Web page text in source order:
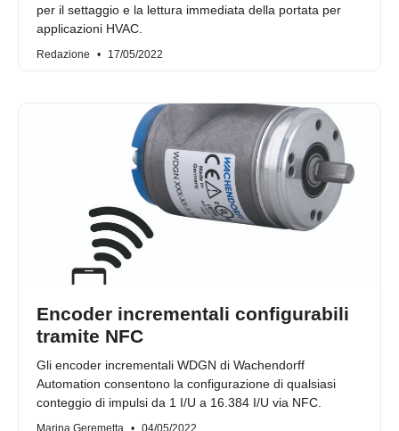
per il settaggio e la lettura immediata della portata per
applicazioni HVAC.
Redazione 17/05/2022
Encoder incrementali configurabili
tramite NFC
Gli encoder incrementali WDGN di Wachendorff
Automation consentono la configurazione di qualsiasi
conteggio di impulsi da 1 I/U a 16.384 I/U via NFC.
Marina Geremetta 04/05/2022